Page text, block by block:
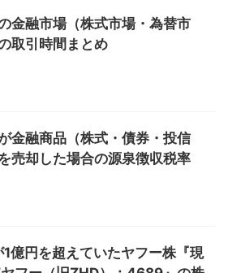
金融市場（株式市場・為替市
取引時間まとめ
金融商品（株式・債券・投信
売却した場合の源泉徴収税率
1億円を超えていたヤフー株『現